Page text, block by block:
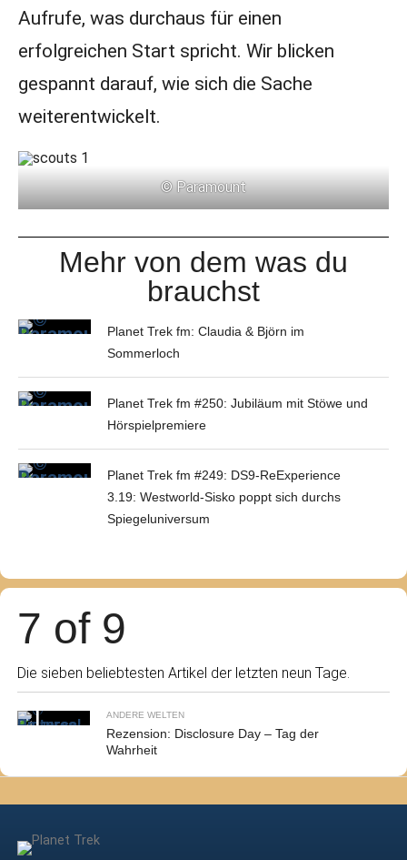
Aufrufe, was durchaus für einen
erfolgreichen Start spricht. Wir blicken
gespannt darauf, wie sich die Sache
weiterentwickelt.
© Paramount
Mehr von dem was du
brauchst
Planet Trek fm: Claudia & Björn im
Sommerloch
Planet Trek fm #250: Jubiläum mit Stöwe und
Hörspielpremiere
Planet Trek fm #249: DS9-ReExperience
3.19: Westworld-Sisko poppt sich durchs
Spiegeluniversum
7 of 9
Die sieben beliebtesten Artikel der letzten neun Tage.
ANDERE WELTEN
Rezension: Disclosure Day – Tag der
Wahrheit